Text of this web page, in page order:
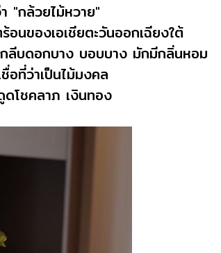
"กล้วยไม้หวาย"
นของเอเชียตะวันออกเฉียงใต้
กลีบดอกบาง บอบบาง มักมีกลิ่นหอม
อที่ว่าเป็นไม้มงคล
โชคลาภ เงินทอง